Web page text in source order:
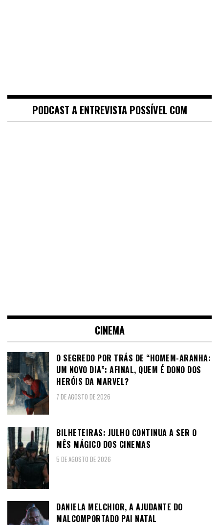
PODCAST A ENTREVISTA POSSÍVEL COM
CINEMA
O SEGREDO POR TRÁS DE “HOMEM-ARANHA:
UM NOVO DIA”: AFINAL, QUEM É DONO DOS
HERÓIS DA MARVEL?
7 DE AGOSTO DE 2026
BILHETEIRAS: JULHO CONTINUA A SER O
MÊS MÁGICO DOS CINEMAS
5 DE AGOSTO DE 2026
DANIELA MELCHIOR, A AJUDANTE DO
MALCOMPORTADO PAI NATAL